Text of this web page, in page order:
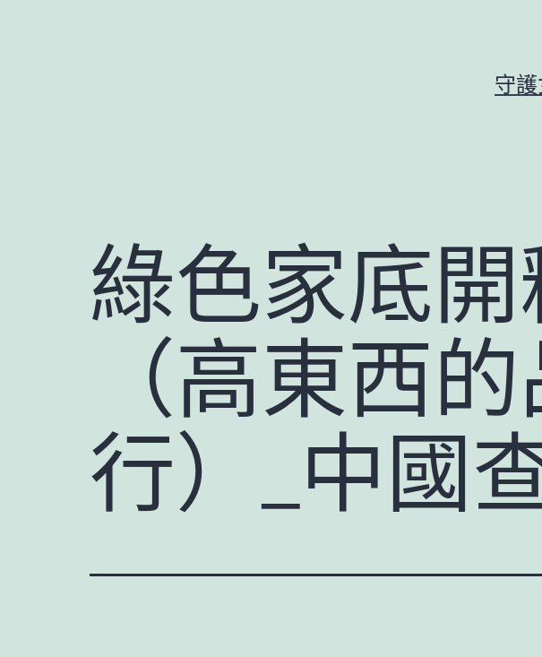
守
綠色家底開
（高東西
行）_中國